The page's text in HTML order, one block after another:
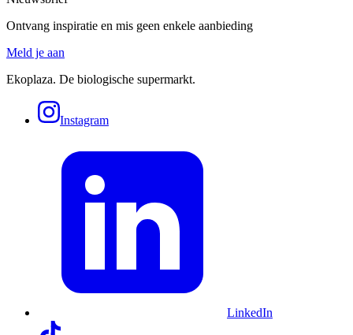
Ontvang inspiratie en mis geen enkele aanbieding
Meld je aan
Ekoplaza. De biologische supermarkt.
Instagram
LinkedIn